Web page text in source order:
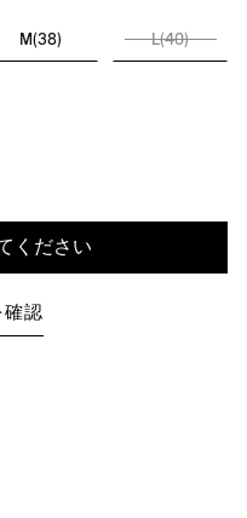
M(38) L(40)
ください
確認